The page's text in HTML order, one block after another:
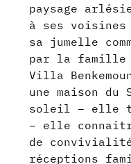
paysage
à ses voisines
sa jumelle
par la famille
Villa
une maison du
soleil – elle
– elle
de convivialité
réceptions